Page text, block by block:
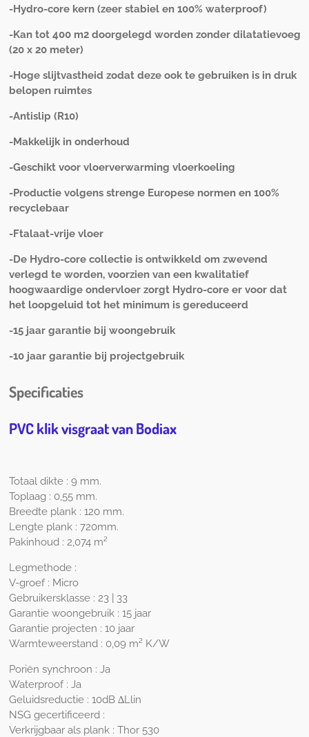
-Hydro-core kern (zeer stabiel en 100% waterproof)
-Kan tot 400 m2 doorgelegd worden zonder dilatatievoeg
(20 x 20 meter)
-Hoge slijtvastheid zodat deze ook te gebruiken is in druk
belopen ruimtes
-Antislip (R10)
-Makkelijk in onderhoud
-Geschikt voor vloerverwarming vloerkoeling
-Productie volgens strenge Europese normen en 100%
recyclebaar
-Ftalaat-vrije vloer
-De Hydro-core collectie is ontwikkeld om zwevend
verlegd te worden, voorzien van een kwalitatief
hoogwaardige ondervloer zorgt Hydro-core er voor dat
het loopgeluid tot het minimum is gereduceerd
-15 jaar garantie bij woongebruik
-10 jaar garantie bij projectgebruik
Specificaties
PVC klik visgraat van Bodiax
Totaal dikte : 9 mm.
Toplaag : 0,55 mm.
Breedte plank : 120 mm.
Lengte plank : 720mm.
Pakinhoud : 2,074 m²
Legmethode :
V-groef : Micro
Gebruikersklasse : 23 | 33
Garantie woongebruik : 15 jaar
Garantie projecten : 10 jaar
Warmteweerstand : 0,09 m² K/W
Poriën synchroon : Ja
Waterproof : Ja
Geluidsreductie : 10dB ∆Llin
NSG gecertificeerd :
Verkrijgbaar als plank : Thor 530